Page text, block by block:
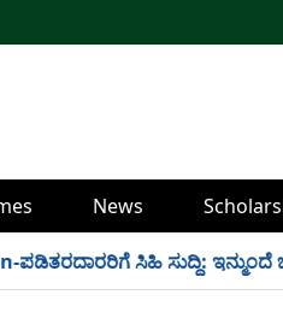
News
ಸಿಹಿ ಸುದ್ದಿ: ಇನ್ಮುಂದೆ